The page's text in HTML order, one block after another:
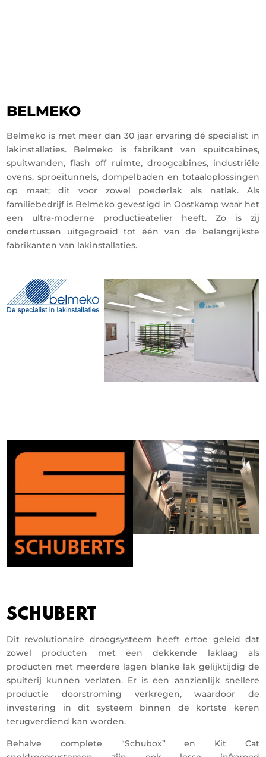
BELMEKO
Belmeko is met meer dan 30 jaar ervaring dé specialist in
lakinstallaties. Belmeko is fabrikant van spuitcabines,
spuitwanden, flash off ruimte, droogcabines, industriële
ovens, sproeitunnels, dompelbaden en totaaloplossingen
op maat; dit voor zowel poederlak als natlak. Als
familiebedrijf is Belmeko gevestigd in Oostkamp waar het
een ultra-moderne productieatelier heeft. Zo is zij
ondertussen uitgegroeid tot één van de belangrijkste
fabrikanten van lakinstallaties.
SCHUBERT
Dit revolutionaire droogsysteem heeft ertoe geleid dat
zowel producten met een dekkende laklaag als
producten met meerdere lagen blanke lak gelijktijdig de
spuiterij kunnen verlaten. Er is een aanzienlijk snellere
productie doorstroming verkregen, waardoor de
investering in dit systeem binnen de kortste keren
terugverdiend kan worden.
Behalve complete “Schubox” en Kit Cat